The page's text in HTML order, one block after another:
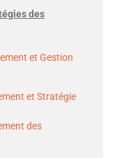
des
et Gestion
et Stratégie
des